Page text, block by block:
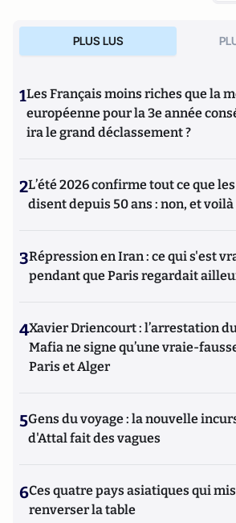
PLUS LUS
1Les Français moins riches que la
européenne pour la 3e année
ira le grand déclassement ?
2L’été 2026 confirme tout ce que
disent depuis 50 ans : non, et
3Répression en Iran : ce qui s'est
pendant que Paris regardait
4Xavier Driencourt : l’arrestation
Mafia ne signe qu’une vraie-
Paris et Alger
5Gens du voyage : la nouvelle
d'Attal fait des vagues
6Ces quatre pays asiatiques qui
renverser la table